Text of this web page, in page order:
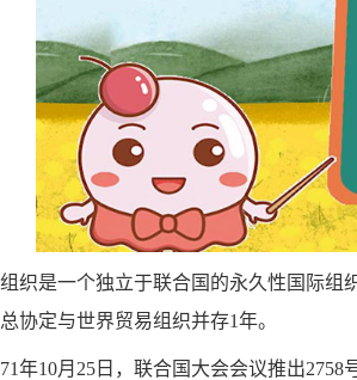
织是一个独立于联合国的永久性国际组
协定与世界贸易组织并存1年。
年10月25日，联合国大会会议推出